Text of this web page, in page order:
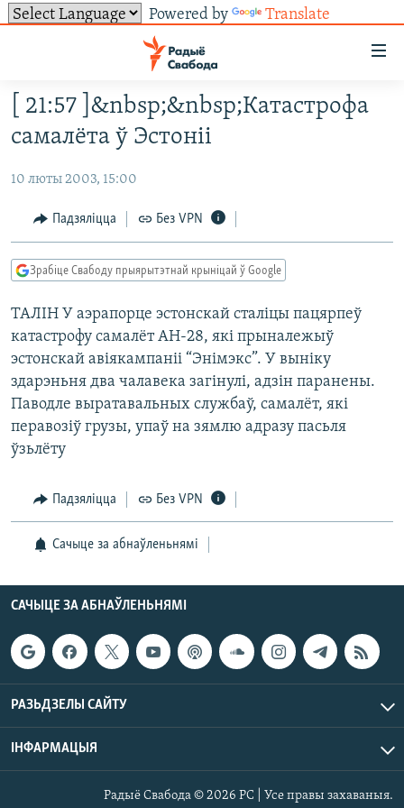
Powered by Translate
ўнівэрсальнага
доступу
да
галоўнага
Перайсьці
да
галоўнай
навігацыі
Перайсьці
да
пошуку
НАВІНЫ
ВІДЭА І ФОТА
ЛЮДЗІ
ЭКАНОМІКА
ВАЙНА
БЕЛАРУСЫ НА ВАЙНЕ
ПАЛІТВЯЗЬНІ
КУЛЬТУРА
КАЛЯНДАР
ТОЛЬКІ НА СВАБОДЗЕ
ТЭСТЫ
БЛОГІ
ПАДКАСТЫ
КНІГІ
АЎДЫЁКНІГІ
PREMIUM
МОВА
НА ХВАЛЯХ СВАБОДЫ
СУВЯЗЬ
АБЫСЬЦІ БЛЯКАВАНЬНЕ
ПАДПІСАЦЦА
ПАДКАСТЫ
FACEBOOK
TWITTER
САЧЫЦЕ ЗА АБНАЎЛЕНЬНЯМІ
Усе сайты РС/РСЭ
[ 21:57 ]&nbsp;&nbsp;Катастрофа
самалёта ў Эстоніі
10 люты 2003, 15:00
Падзяліцца Без VPN
Зрабіце Свабоду прыярытэтнай крыніцай ў Google
ТАЛІН У аэрапорце эстонскай сталіцы пацярпеў
катастрофу самалёт АН-28, які прыналежыў
эстонскай авіякампаніі “Энімэкс”. У выніку
здарэньня два чалавека загінулі, адзін паранены.
Паводле выратавальных службаў, самалёт, які
перавозіў грузы, упаў на зямлю адразу пасьля
ўзьлёту
Падзяліцца Без VPN
Сачыце за абнаўленьнямі
САЧЫЦЕ ЗА АБНАЎЛЕНЬНЯМІ
РАЗЬДЗЕЛЫ САЙТУ
ІНФАРМАЦЫЯ
Радыё Свабода © 2026 РС | Усе правы захаваныя.